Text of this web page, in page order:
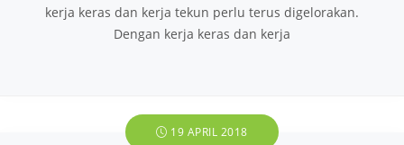
kerja keras dan kerja tekun perlu terus digelorakan.
Dengan kerja keras dan kerja
19 APRIL 2018